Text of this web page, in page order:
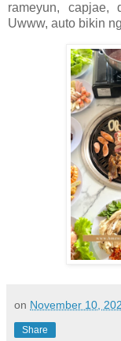
rameyun, capjae,
Uwww, auto bikin
on November 10,
Share